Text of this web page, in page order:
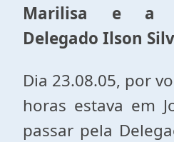
Marilisa e a
Delegado Ilson
Dia 23.08.05, por
horas estava em
passar pela